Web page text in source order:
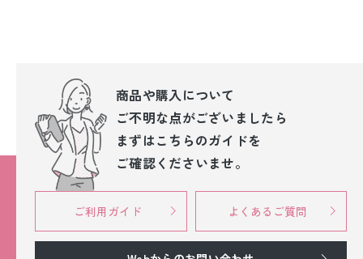
商品や購入について
ご不明な点がございましたら
まずはこちらのガイドを
ご確認くださいませ。
ご利用ガイド よくあるご質問